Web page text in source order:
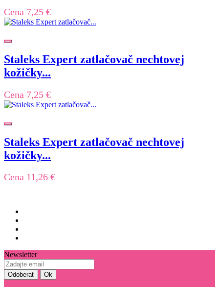
Cena 7,25 €
Staleks Expert zatlačovač nechtovej
kožičky...
Cena 7,25 €
Staleks Expert zatlačovač nechtovej
kožičky...
Cena 11,26 €
Newsletter